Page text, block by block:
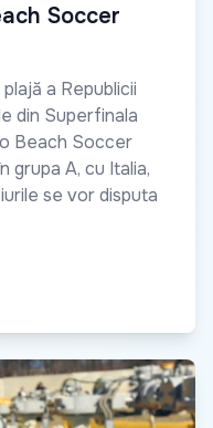
Soccer
a Republicii
din Superfinala
Beach Soccer
grupa A, cu Italia,
se vor disputa